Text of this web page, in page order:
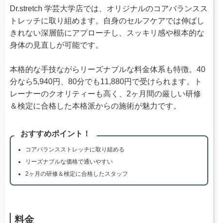
Dr.stretch 学芸大学店では、オリジナルのコアバランスス
トレッチに取り組めます。自身のセルフケアでは伸ばし
きれない深層筋にアプローチし、スッキリ感や根本的な
身体の見直しが可能です。
本格的な手技ながらリーズナブルな料金体系も特徴。40
分なら5,940円、80分でも11,880円で受けられます。ト
レーナーのクオリティーも高く、2ヶ月間の厳しい研修
＆検定に合格した本格派からの施術が魅力です。
おすすめポイント！
コアバランスストレッチに取り組める
リーズナブルな価格で通いやすい
2ヶ月の研修＆検定に合格したスタッフ
料金